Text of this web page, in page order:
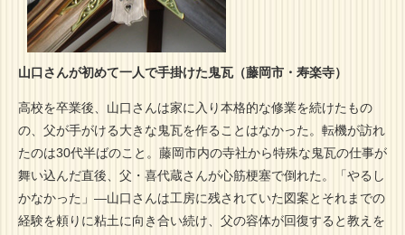
山口さんが初めて一人で手掛けた鬼瓦（藤岡市・寿楽寺）
高校を卒業後、山口さんは家に入り本格的な修業を続けたもの
の、父が手がける大きな鬼瓦を作ることはなかった。転機が訪れ
たのは30代半ばのこと。藤岡市内の寺社から特殊な鬼瓦の仕事が
舞い込んだ直後、父・喜代蔵さんが心筋梗塞で倒れた。「やるし
かなかった」―山口さんは工房に残されていた図案とそれまでの
経験を頼りに粘土に向き合い続け、父の容体が回復すると教えを